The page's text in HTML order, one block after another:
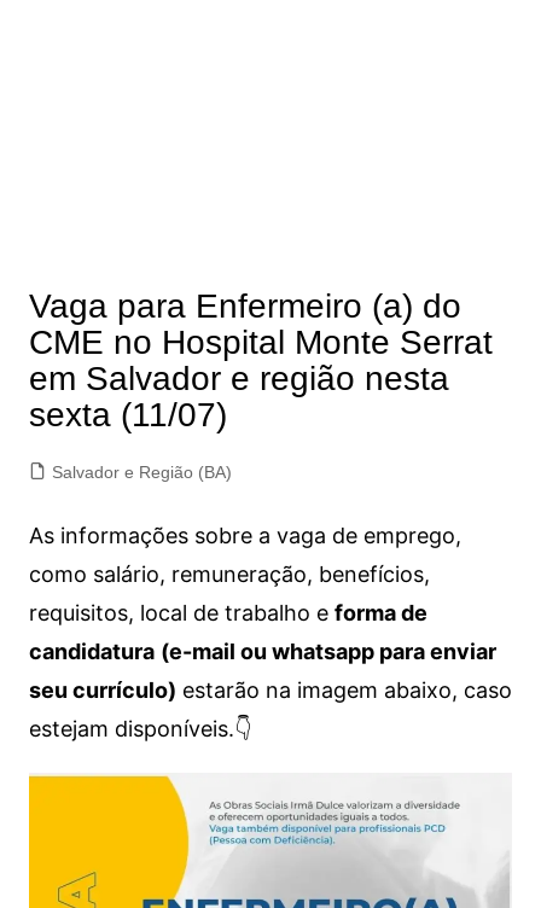
Vaga para Enfermeiro (a) do
CME no Hospital Monte Serrat
em Salvador e região nesta
sexta (11/07)
Salvador e Região (BA)
As informações sobre a vaga de emprego,
como salário, remuneração, benefícios,
requisitos, local de trabalho e forma de
candidatura (e-mail ou whatsapp para enviar
seu currículo) estarão na imagem abaixo, caso
estejam disponíveis.👇